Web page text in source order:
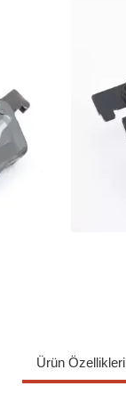
Ürün Özellikleri